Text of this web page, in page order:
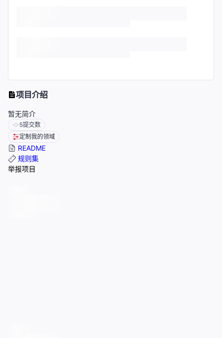
项目介绍
暂无简介
5提交数
定制我的领域
README
规则集
举报项目